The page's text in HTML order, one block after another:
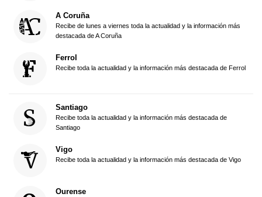
A Coruña
Recibe de lunes a viernes toda la actualidad y la información más
destacada de A Coruña
Ferrol
Recibe toda la actualidad y la información más destacada de Ferrol
Santiago
Recibe toda la actualidad y la información más destacada de
Santiago
Vigo
Recibe toda la actualidad y la información más destacada de Vigo
Ourense